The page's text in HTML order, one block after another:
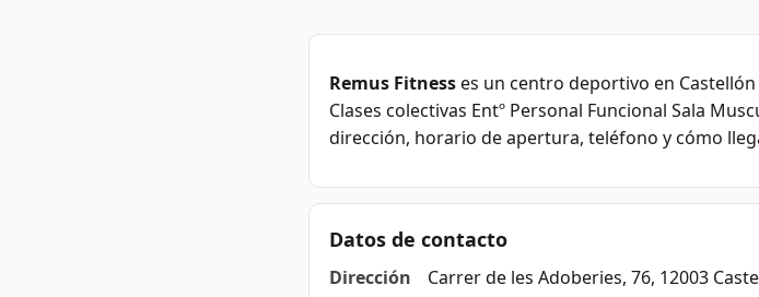
Remus Fitnesses un centro deportivo en
Clases colectivas Entº Personal Funcional Sala
dirección, horario de apertura, teléfono y cómo
Datos de contacto
Dirección
Carrer de les Adoberies, 76, 12003